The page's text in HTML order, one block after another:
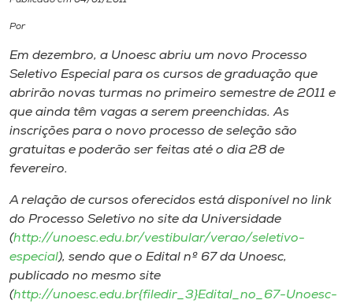
CPA
Biblioteca
Rádio
Museu
Por
Em dezembro, a Unoesc abriu um novo Processo
Seletivo Especial para os cursos de graduação que
abrirão novas turmas no primeiro semestre de 2011 e
que ainda têm vagas a serem preenchidas. As
inscrições para o novo processo de seleção são
gratuitas e poderão ser feitas até o dia 28 de
fevereiro.
A relação de cursos oferecidos está disponível no link
do Processo Seletivo no site da Universidade
(http://unoesc.edu.br/vestibular/verao/seletivo-
especial), sendo que o Edital nº 67 da Unoesc,
publicado no mesmo site
(http://unoesc.edu.br{filedir_3}Edital_no_67-Unoesc-